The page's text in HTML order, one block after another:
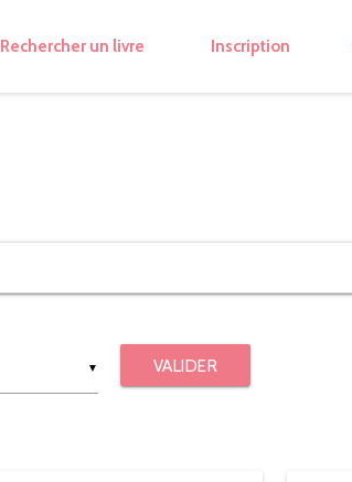
Rechercher un livre Inscription
▼ VALIDER